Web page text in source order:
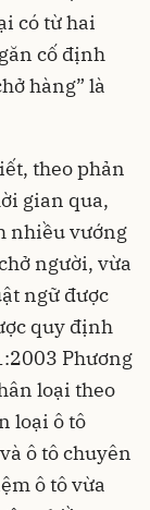
có từ hai
cố định
hàng” là
theo phản
gian qua,
nhiều vướng
người, vừa
ngữ được
quy định
Phương
loại theo
loại ô tô
ô tô chuyên
ô tô vừa